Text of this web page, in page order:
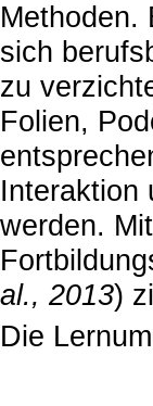
Methoden.
sich
zu
Folien,
Interaktion
werden.
al., 2013)
Die